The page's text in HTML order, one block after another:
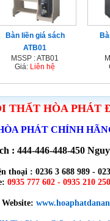
Bàn liền giá sách
ATB01
MSSP : ATB01
Giá: Liên hệ
THẤT HÒA PHÁT
PHÁT CHÍNH
: 444-446-448-450
thoại : 0236 3 688 989 -
0935 777 602 - 0935 210
Website: